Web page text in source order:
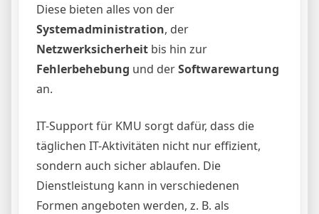
Diese bieten alles von der
Systemadministration, der
Netzwerksicherheit bis hin zur
Fehlerbehebung und derSoftwarewartung
an.
IT-Support für KMU sorgt dafür, dass die
täglichen IT-Aktivitäten nicht nur effizient,
sondern auch sicher ablaufen. Die
Dienstleistung kann in verschiedenen
Formen angeboten werden, z. B. als